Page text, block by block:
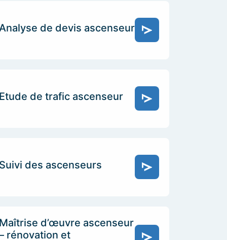
de devis ascenseur
de trafic ascenseur
des ascenseurs
d’œuvre ascenseur
rénovation et